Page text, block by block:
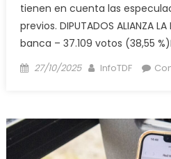
tienen en cuenta las
previos. DIPUTADOS ALIANZA LA
banca – 37.109 votos (38,55
Posted
27/10/2025 Author
InfoTDF